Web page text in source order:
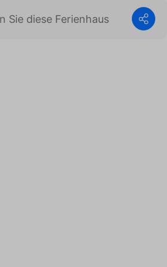
Sie diese Ferienhaus